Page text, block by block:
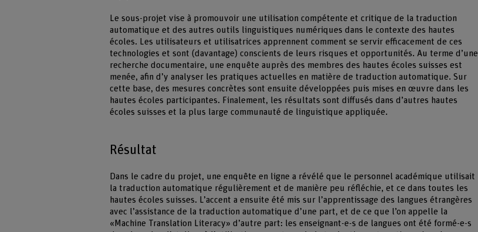
Le sous-projet vise à promouvoir une utilisation compétente et critique de la traduction
automatique et des autres outils linguistiques numériques dans le contexte des hautes
écoles. Les utilisateurs et utilisatrices apprennent comment se servir efficacement de ces
technologies et sont (davantage) conscients de leurs risques et opportunités. Au terme d’une
recherche documentaire, une enquête auprès des membres des hautes écoles suisses est
menée, afin d’y analyser les pratiques actuelles en matière de traduction automatique. Sur
cette base, des mesures concrètes sont ensuite développées puis mises en œuvre dans les
hautes écoles participantes. Finalement, les résultats sont diffusés dans d’autres hautes
écoles suisses et la plus large communauté de linguistique appliquée.
Résultat
Dans le cadre du projet, une enquête en ligne a révélé que le personnel académique utilisait
la traduction automatique régulièrement et de manière peu réfléchie, et ce dans toutes les
hautes écoles suisses. L’accent a ensuite été mis sur l’apprentissage des langues étrangères
avec l’assistance de la traduction automatique d’une part, et de ce que l’on appelle la
«Machine Translation Literacy» d’autre part: les enseignant-e-s de langues ont été formé-e-s